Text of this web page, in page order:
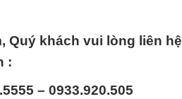
Quý khách vui lòng liên hệ
:
– 0933.920.505